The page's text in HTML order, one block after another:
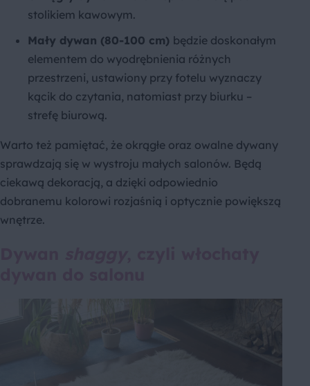
stolikiem kawowym.
Mały dywan (80-100 cm) będzie doskonałym
elementem do wyodrębnienia różnych
przestrzeni, ustawiony przy fotelu wyznaczy
kącik do czytania, natomiast przy biurku –
strefę biurową.
Warto też pamiętać, że okrągłe oraz owalne dywany
sprawdzają się w wystroju małych salonów. Będą
ciekawą dekoracją, a dzięki odpowiednio
dobranemu kolorowi rozjaśnią i optycznie powiększą
wnętrze.